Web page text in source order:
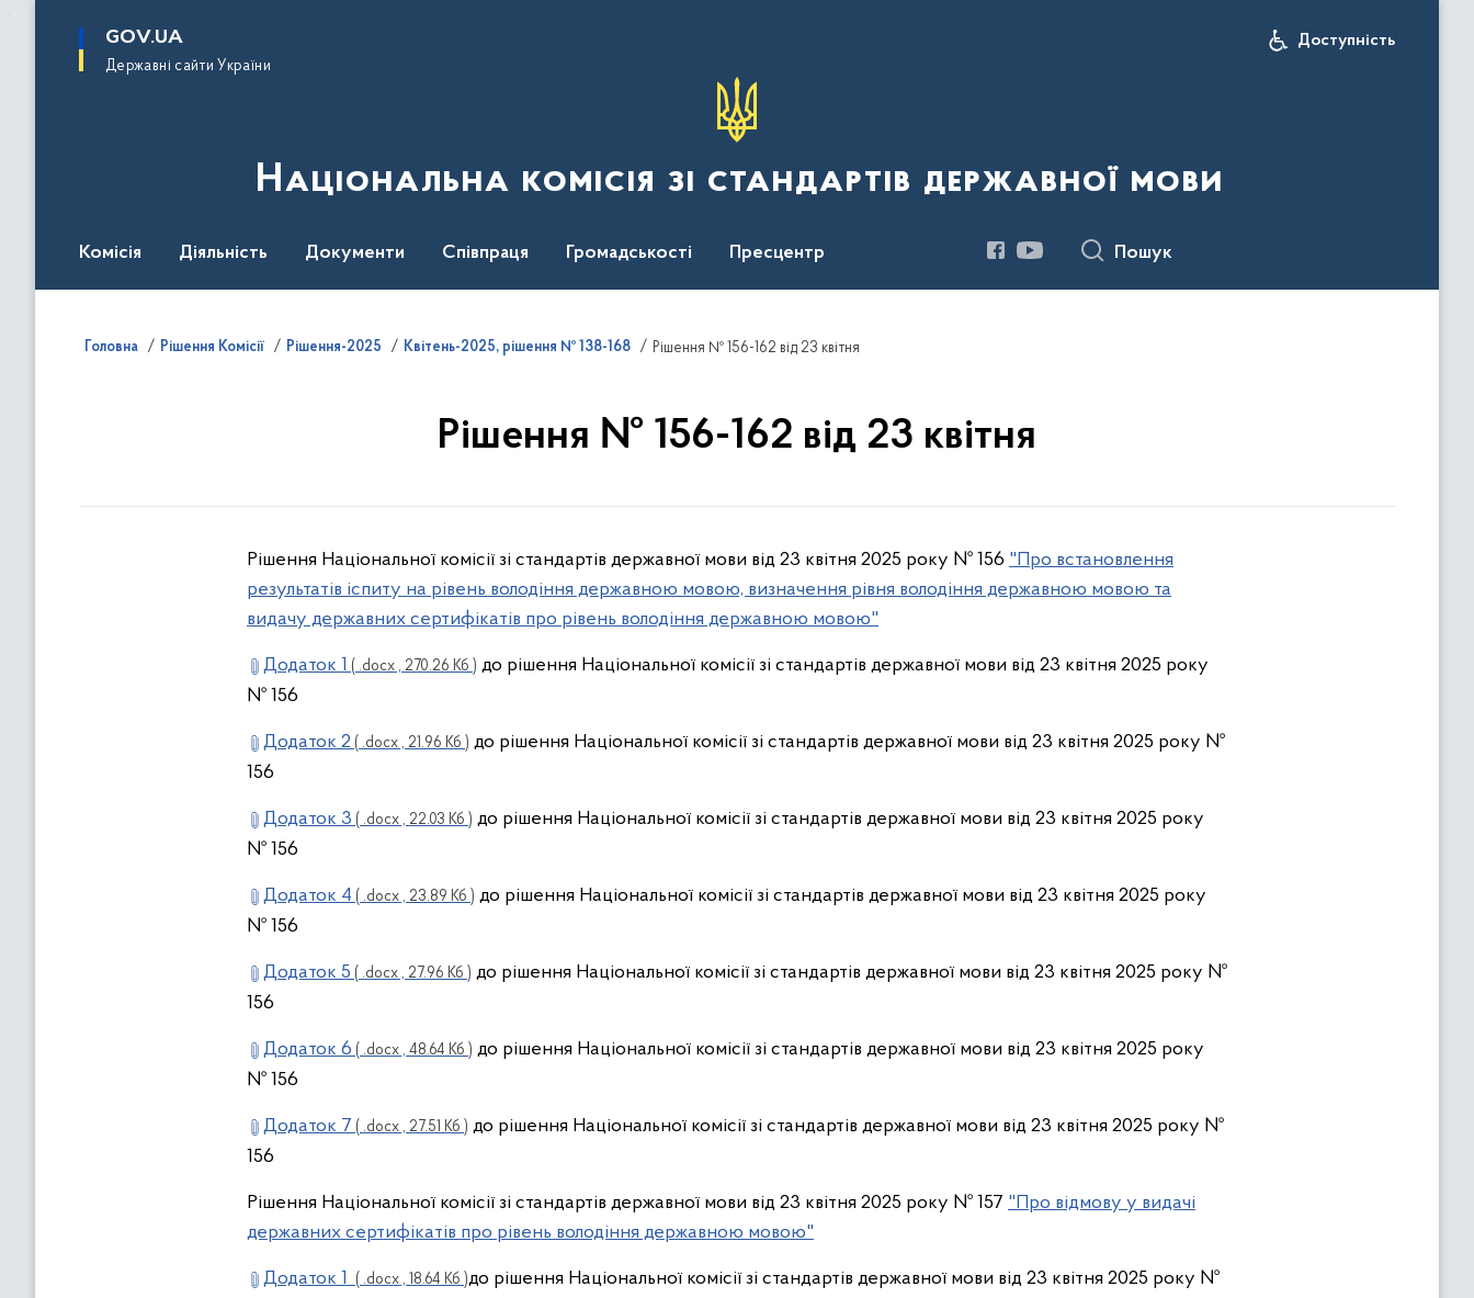
основного
GOV.UA
Державні сайти України
Доступність
Національна комісія зі стандартів державної мови
Комісія Діяльність Документи Співпраця Громадськості Пресцентр Пошук
Головна Рішення Комісії Рішення-2025 Квітень-2025, рішення № 138-168 Рішення № 156-162 від 23 квітня
Рішення № 156-162 від 23 квітня
Рішення Національної комісії зі стандартів державної мови від 23 квітня 2025 року № 156 "Про встановлення
результатів іспиту на рівень володіння державною мовою, визначення рівня володіння державною мовою та
видачу державних сертифікатів про рівень володіння державною мовою"
Додаток 1 ( .docx , 270.26 Кб ) до рішення Національної комісії зі стандартів державної мови від 23 квітня 2025 року
№ 156
Додаток 2 ( .docx , 21.96 Кб ) до рішення Національної комісії зі стандартів державної мови від 23 квітня 2025 року №
156
Додаток 3 ( .docx , 22.03 Кб ) до рішення Національної комісії зі стандартів державної мови від 23 квітня 2025 року
№ 156
Додаток 4 ( .docx , 23.89 Кб ) до рішення Національної комісії зі стандартів державної мови від 23 квітня 2025 року
№ 156
Додаток 5 ( .docx , 27.96 Кб ) до рішення Національної комісії зі стандартів державної мови від 23 квітня 2025 року №
156
Додаток 6 ( .docx , 48.64 Кб ) до рішення Національної комісії зі стандартів державної мови від 23 квітня 2025 року
№ 156
Додаток 7 ( .docx , 27.51 Кб ) до рішення Національної комісії зі стандартів державної мови від 23 квітня 2025 року №
156
Рішення Національної комісії зі стандартів державної мови від 23 квітня 2025 року № 157 "Про відмову у видачі
державних сертифікатів про рівень володіння державною мовою"
Додаток 1 ( .docx , 18.64 Кб )до рішення Національної комісії зі стандартів державної мови від 23 квітня 2025 року №